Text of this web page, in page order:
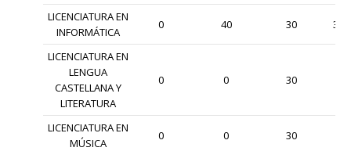
LICENCIATURA EN
INFORMÁTICA
0 40 30 30
LICENCIATURA EN
LENGUA
CASTELLANA Y
LITERATURA
0 0 30
LICENCIATURA EN
MÚSICA
0 0 30